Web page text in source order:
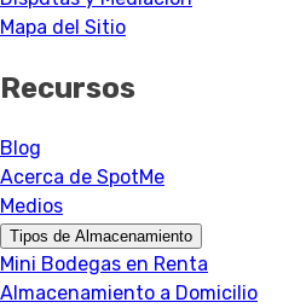
Mapa del Sitio
Recursos
Blog
Acerca de SpotMe
Medios
Tipos de Almacenamiento
Mini Bodegas en Renta
Almacenamiento a Domicilio